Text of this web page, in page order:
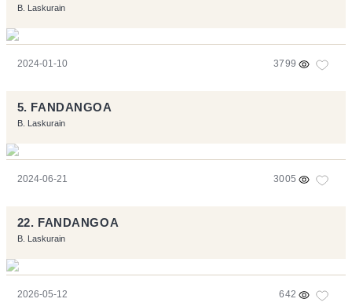
B. Laskurain
2024-01-10 3799
5. FANDANGOA
B. Laskurain
2024-06-21 3005
22. FANDANGOA
B. Laskurain
2026-05-12 642